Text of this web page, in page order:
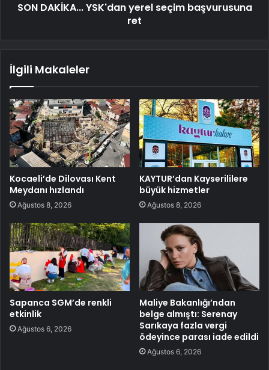
SON DAKİKA... YSK'dan yerel seçim başvurusuna
ret
İlgili Makaleler
Kocaeli’de Dilovası Kent
Meydanı hızlandı
Ağustos 8, 2026
KAYTUR’dan Kayserililere
büyük hizmetler
Ağustos 8, 2026
Sapanca SGM’de renkli
etkinlik
Ağustos 6, 2026
Maliye Bakanlığı’ndan
belge almıştı: Serenay
Sarıkaya fazla vergi
ödeyince parası iade edildi
Ağustos 6, 2026